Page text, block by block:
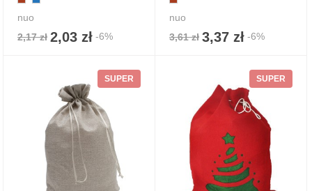
nuo
2,17 zł 2,03 zł -6%
nuo
3,61 zł 3,37 zł -6%
SUPER SUPER